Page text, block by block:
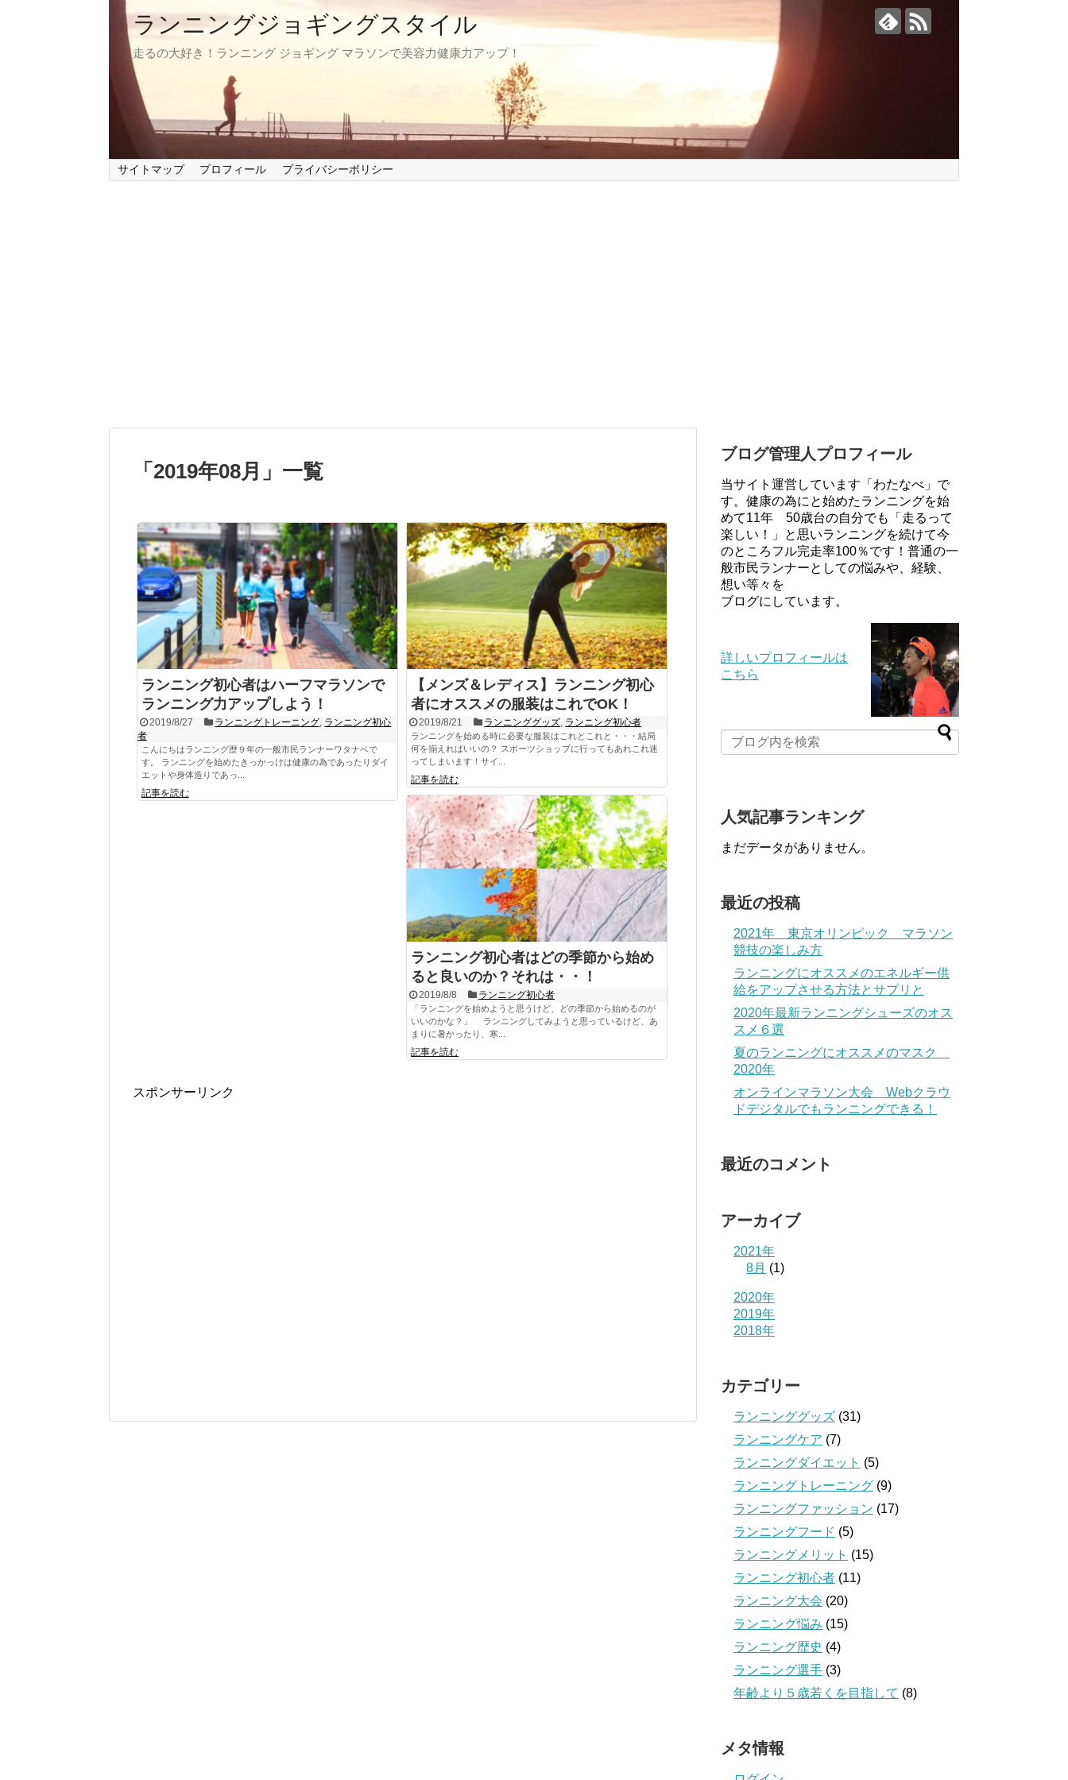
ランニングジョギングスタイル
走るの大好き！ランニング ジョギング マラソンで美容力健康力アップ！
サイトマップ プロフィール プライバシーポリシー
「 2019年08月 」 一覧
ランニング初心者はハーフマラソンで
ランニング力アップしよう！
2019/8/27 ランニングトレーニング, ランニング初心
者
こんにちはランニング歴９年の一般市民ランナーワタナベで
す。 ランニングを始めたきっかっけは健康の為であったりダイ
エットや身体造りであっ...
記事を読む
【メンズ＆レディス】ランニング初心
者にオススメの服装はこれでOK！
2019/8/21 ランニンググッズ, ランニング初心者
ランニングを始める時に必要な服装はこれとこれと・・・結局
何を揃えればいいの？ スポーツショップに行ってもあれこれ迷
ってしまいます！サイ...
記事を読む
ランニング初心者はどの季節から始め
ると良いのか？それは・・！
2019/8/8 ランニング初心者
「ランニングを始めようと思うけど、どの季節から始めるのが
いいのかな？」 ランニングしてみようと思っているけど、あ
まりに暑かったり、寒...
記事を読む
スポンサーリンク
ブログ管理人プロフィール
当サイト運営しています「わたなべ」で
す。健康の為にと始めたランニングを始
めて11年 50歳台の自分でも「走るって
楽しい！」と思いランニングを続けて今
のところフル完走率100％です！普通の一
般市民ランナーとしての悩みや、経験、
想い等々を
ブログにしています。
詳しいプロフィールは
こちら
人気記事ランキング
まだデータがありません。
最近の投稿
2021年 東京オリンピック マラソン
競技の楽しみ方
ランニングにオススメのエネルギー供
給をアップさせる方法とサプリと
2020年最新ランニングシューズのオス
スメ６選
夏のランニングにオススメのマスク
2020年
オンラインマラソン大会 Webクラウ
ドデジタルでもランニングできる！
最近のコメント
アーカイブ
2021年
8月 (1)
2020年
2019年
2018年
カテゴリー
ランニンググッズ (31)
ランニングケア (7)
ランニングダイエット (5)
ランニングトレーニング (9)
ランニングファッション (17)
ランニングフード (5)
ランニングメリット (15)
ランニング初心者 (11)
ランニング大会 (20)
ランニング悩み (15)
ランニング歴史 (4)
ランニング選手 (3)
年齢より５歳若くを目指して (8)
メタ情報